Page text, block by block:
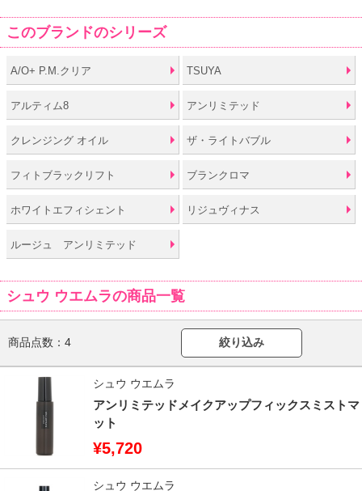
このブランドのシリーズ
A/O+ P.M.クリア TSUYA
アルティム8 アンリミテッド
クレンジング オイル ザ・ライトバブル
フィトブラックリフト ブランクロマ
ホワイトエフィシェント リジュヴィナス
ルージュ アンリミテッド
シュウ ウエムラの商品一覧
商品点数： 4 絞り込み
シュウ ウエムラ
アンリミテッドメイクアップフィックスミストマ
ット
¥5,720
シュウ ウエムラ